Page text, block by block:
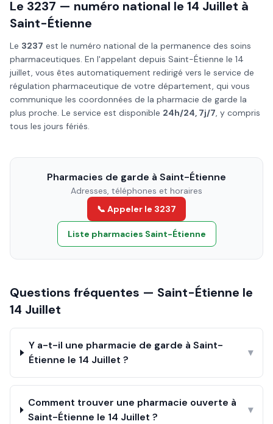
Le 3237 — numéro national le 14 Juillet à
Saint-Étienne
Le 3237 est le numéro national de la permanence des soins
pharmaceutiques. En l'appelant depuis Saint-Étienne le 14
juillet, vous êtes automatiquement redirigé vers le service de
régulation pharmaceutique de votre département, qui vous
communique les coordonnées de la pharmacie de garde la
plus proche. Le service est disponible 24h/24, 7j/7, y compris
tous les jours fériés.
Pharmacies de garde à Saint-Étienne
Adresses, téléphones et horaires
📞 Appeler le 3237
Liste pharmacies Saint-Étienne
Questions fréquentes — Saint-Étienne le
14 Juillet
Y a-t-il une pharmacie de garde à Saint-
Étienne le 14 Juillet ?
▾
Comment trouver une pharmacie ouverte à
Saint-Étienne le 14 Juillet ?
▾